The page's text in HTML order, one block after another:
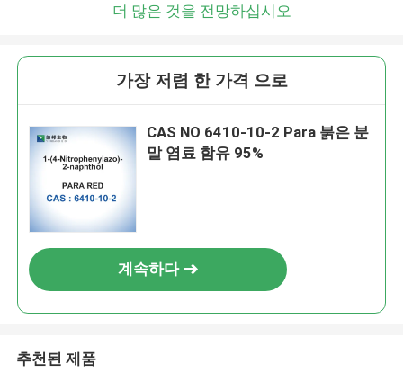
더 많은 것을 전망하십시오
가장 저렴 한 가격 으로
CAS NO 6410-10-2 Para 붉은 분
말 염료 함유 95%
계속하다
추천된 제품